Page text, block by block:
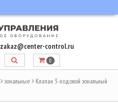
zakaz@center-control.ru
0
зональные
Клапан 3-ходовой зональный